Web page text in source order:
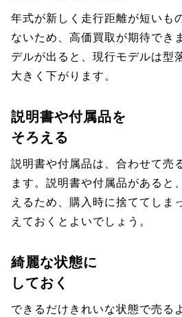
年式が新しく走行距離が短いも
ないため、高価買取が期待でき
デルが出ると、現行モデルは型
大きく下がります。
説明書や付属品を
そろえる
説明書や付属品は、合わせて売
ます。説明書や付属品があると
えるため、購入時に捨ててしま
えておくとよいでしょう。
綺麗な状態に
しておく
できるだけきれいな状態で売る